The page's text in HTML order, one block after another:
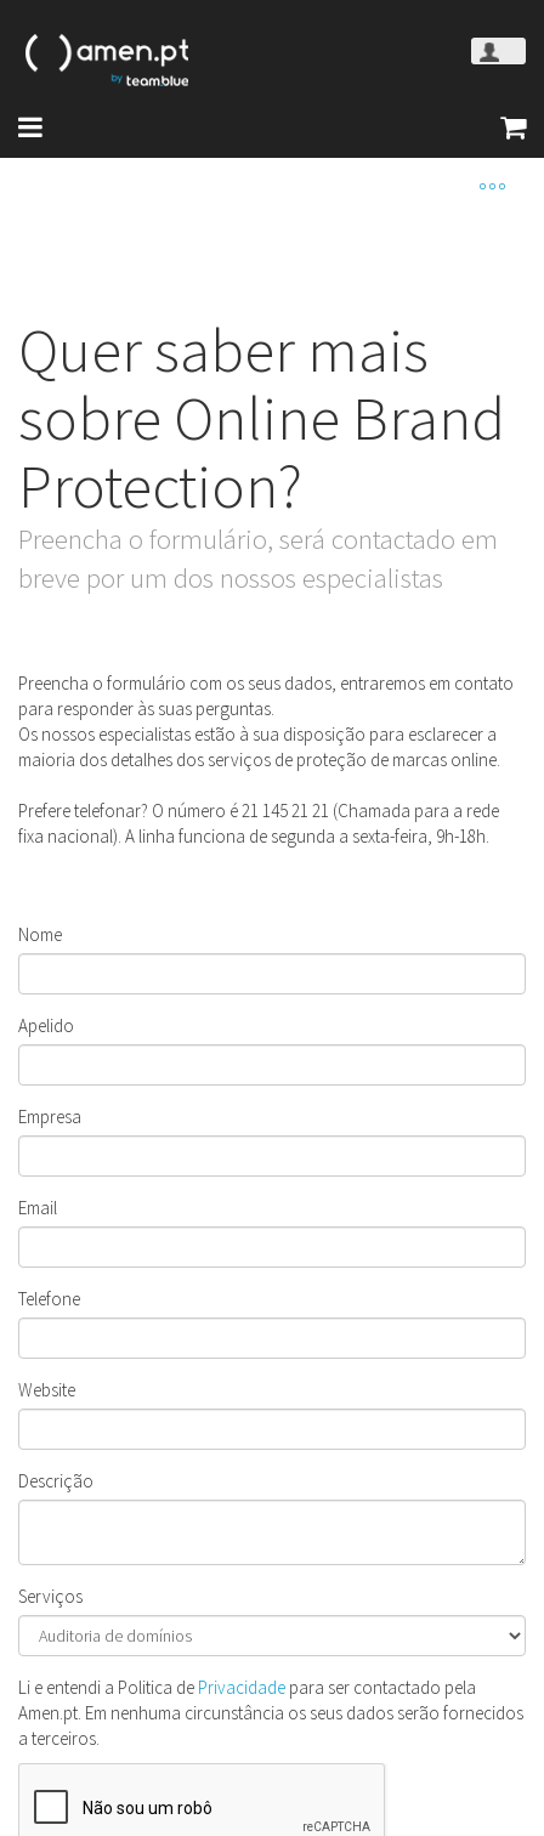
Quer saber mais
sobre Online Brand
Protection?
Preencha o formulário, será contactado em
breve por um dos nossos especialistas
Preencha o formulário com os seus dados, entraremos em contato
para responder às suas perguntas.
Os nossos especialistas estão à sua disposição para esclarecer a
maioria dos detalhes dos serviços de proteção de marcas online.
Prefere telefonar? O número é 21 145 21 21 (Chamada para a rede
fixa nacional). A linha funciona de segunda a sexta-feira, 9h-18h.
Nome
Apelido
Empresa
Email
Telefone
Website
Descrição
Serviços
Li e entendi a Politica de Privacidade para ser contactado pela
Amen.pt. Em nenhuma circunstância os seus dados serão fornecidos
a terceiros.